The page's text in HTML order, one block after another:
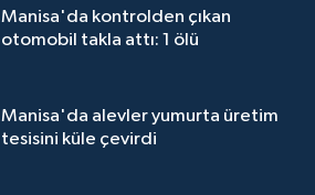
Manisa'da kontrolden çıkan
otomobil takla attı: 1 ölü
Manisa'da alevler yumurta üretim
tesisini küle çevirdi